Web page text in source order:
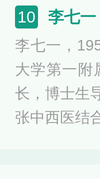
性关节炎、
的辩证思路
清Ⅱ号”及系
10 李七一
李七一，
大学第一附
长，博士生
张中西医结